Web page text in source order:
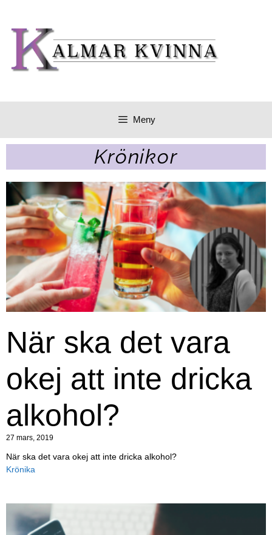
Meny
Krönikor
När ska det vara
okej att inte dricka
alkohol?
27 mars, 2019
När ska det vara okej att inte dricka alkohol?
Krönika